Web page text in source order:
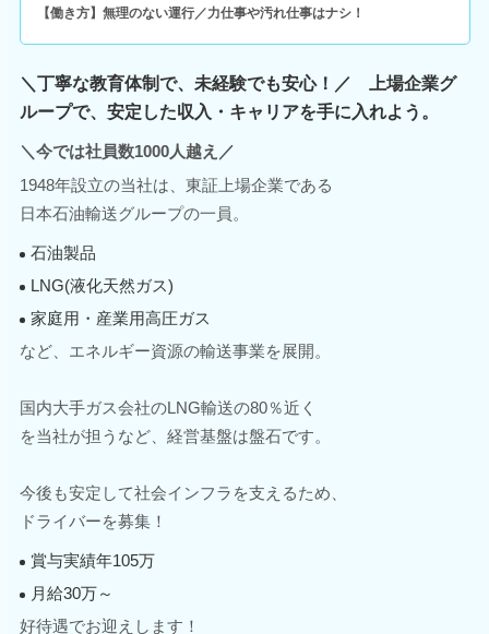
【働き方】無理のない運行／力仕事や汚れ仕事はナシ！
＼丁寧な教育体制で、未経験でも安心！／ 上場企業グ
ループで、安定した収入・キャリアを手に入れよう。
＼今では社員数1000人越え／
1948年設立の当社は、東証上場企業である
日本石油輸送グループの一員。
石油製品
LNG(液化天然ガス)
家庭用・産業用高圧ガス
など、エネルギー資源の輸送事業を展開。
国内大手ガス会社のLNG輸送の80％近く
を当社が担うなど、経営基盤は盤石です。
今後も安定して社会インフラを支えるため、
ドライバーを募集！
賞与実績年105万
月給30万～
好待遇でお迎えします！